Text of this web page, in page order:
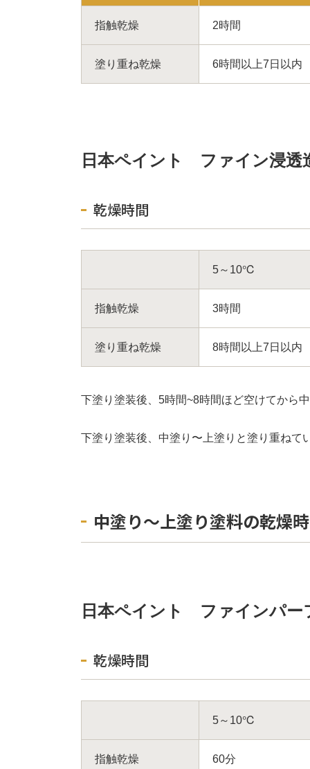
指触乾燥 2時間
塗り重ね乾燥 6時間以上7日以内
日本ペイント ファイン浸透
乾燥時間
5～10℃
指触乾燥 3時間
塗り重ね乾燥 8時間以上7日以内
下塗り塗装後、5時間~8時間ほど空けてから
下塗り塗装後、中塗り〜上塗りと塗り重ねて
中塗り〜上塗り塗料の乾燥
日本ペイント ファインパー
乾燥時間
5～10℃
指触乾燥 60分